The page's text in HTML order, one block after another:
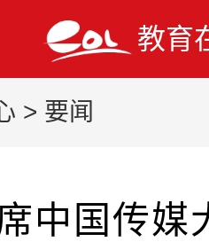
教育
> 要闻
中国传媒